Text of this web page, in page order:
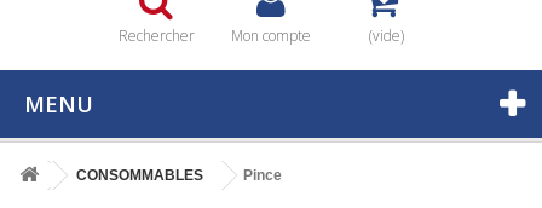
Rechercher Mon compte (vide)
MENU
CONSOMMABLES Pince